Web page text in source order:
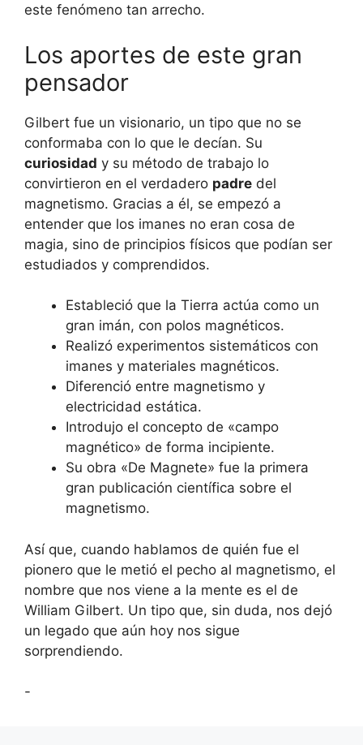
este fenómeno tan arrecho.
Los aportes de este gran
pensador
Gilbert fue un visionario, un tipo que no se
conformaba con lo que le decían. Su
curiosidad y su método de trabajo lo
convirtieron en el verdadero padre del
magnetismo. Gracias a él, se empezó a
entender que los imanes no eran cosa de
magia, sino de principios físicos que podían ser
estudiados y comprendidos.
Estableció que la Tierra actúa como un
gran imán, con polos magnéticos.
Realizó experimentos sistemáticos con
imanes y materiales magnéticos.
Diferenció entre magnetismo y
electricidad estática.
Introdujo el concepto de «campo
magnético» de forma incipiente.
Su obra «De Magnete» fue la primera
gran publicación científica sobre el
magnetismo.
Así que, cuando hablamos de quién fue el
pionero que le metió el pecho al magnetismo, el
nombre que nos viene a la mente es el de
William Gilbert. Un tipo que, sin duda, nos dejó
un legado que aún hoy nos sigue
sorprendiendo.
-